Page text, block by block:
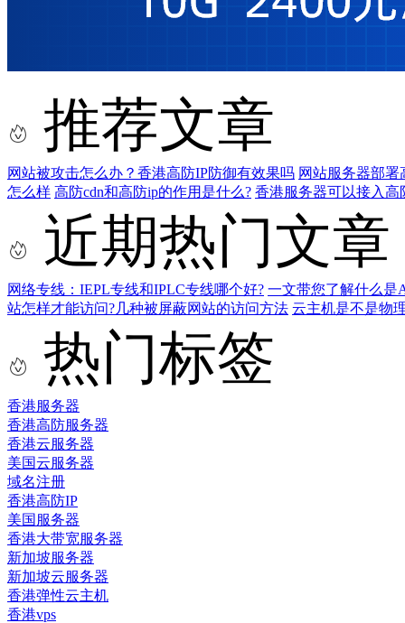
推荐文章
网站被攻击怎么办？香港高防IP防御有效果吗 网站服务器部署
怎么样 高防cdn和高防ip的作用是什么? 香港服务器可以接入高
近期热门文章
网络专线：IEPL专线和IPLC专线哪个好? 一文带您了解什么是
站怎样才能访问?几种被屏蔽网站的访问方法 云主机是不是物
热门标签
香港服务器
香港高防服务器
香港云服务器
美国云服务器
域名注册
香港高防IP
美国服务器
香港大带宽服务器
新加坡服务器
新加坡云服务器
香港弹性云主机
香港vps